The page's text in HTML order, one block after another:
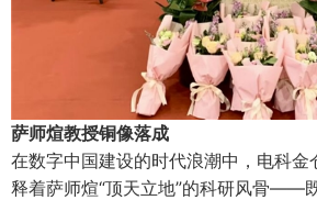
萨师煊教授铜像落成
在数字中国建设的时代浪潮中，电科金
释着萨师煊“顶天立地”的科研风骨——